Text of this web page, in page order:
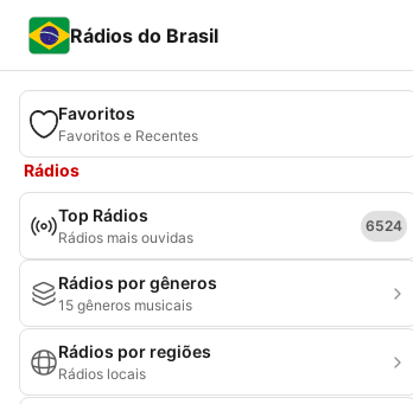
Rádios do Brasil
Favoritos
Favoritos e Recentes
Rádios
Top Rádios
Rádios mais ouvidas
6524
Rádios por gêneros
15 gêneros musicais
Rádios por regiões
Rádios locais